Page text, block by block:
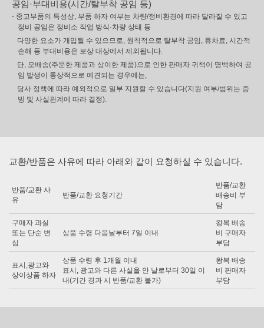
공임·부대비용(시간/탈부착 공임 등)
- 중고부품의 특성상, 부품 하자 여부는 차량/정비환경에 따라 달라질 수 있고
정비 공임은 정비소 작업 방식·차량 상태 등
다양한 요소가 개입될 수 있으므로, 원칙적으로 탈부착 공임, 휴차료, 시간적
손해 등 부대비용은 보상 대상에서 제외됩니다.
단, 오배송(주문한 제품과 상이한 제품)으로 인한 판매자 귀책이 명백하여 공
임 발생이 통상적으로 예견되는 경우에는,
당사 정책에 따라 예외적으로 일부 지원할 수 있습니다(지원 여부/범위는 증
빙 및 사실관계에 따라 결정).
교환/반품은 사유에 따라 아래와 같이 요청하실 수 있습니다.
반품/교환 사
유
반품/교환 요청기간
반품/교환
배송비 부
담
구매자 과실
또는 단순 변
심
상품 수령 다음날부터 7일 이내
왕복 배송
비 구매자
부담
표시,광고와
상이상품 하자
상품 수령 후 1개월 이내
표시, 광고와 다른 사실을 안 날로부터 30일 이
내(기간 경과 시 반품/교환 불가)
왕복 배송
비 판매자
부담